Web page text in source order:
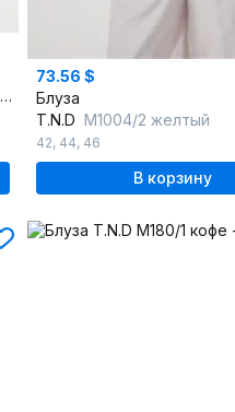
73.56 $
Блуза
T.N.D М1004/2 желтый
42, 44, 46
В корзину